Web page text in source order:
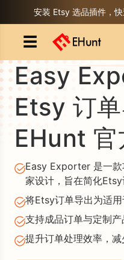
安装 Etsy 选品插件，
☰
Easy
Etsy 订单
EHunt 官
Easy Exporter 是一
家设计，旨在简化Etsy
将Etsy订单导出为适
支持成品订单与定制
提升订单处理效率，